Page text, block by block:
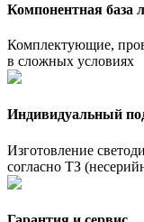
Компонентная база
Комплектующие,
в сложных условиях
Индивидуальный
Изготовление
согласно ТЗ